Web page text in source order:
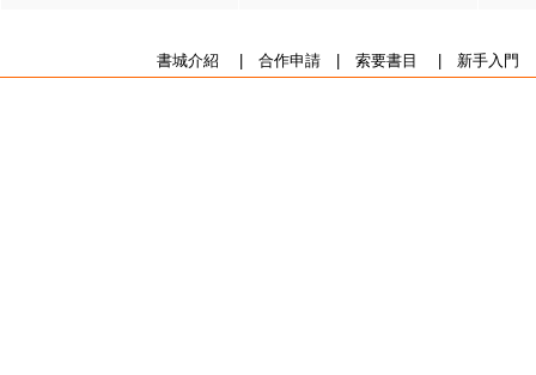
書城介紹 合作申請| 索要書目 新手入門